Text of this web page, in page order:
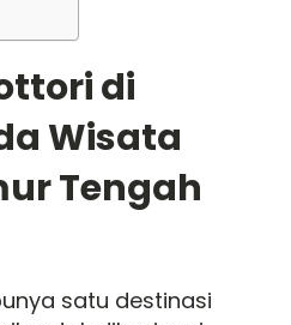
di
Wisata
Tengah
satu destinasi